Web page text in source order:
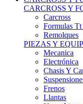
CARCROSS Y
Carcross
Formulas
Remolques
PIEZAS Y
Mecanica
Electrónica
Chasis Y
Frenos
Llantas